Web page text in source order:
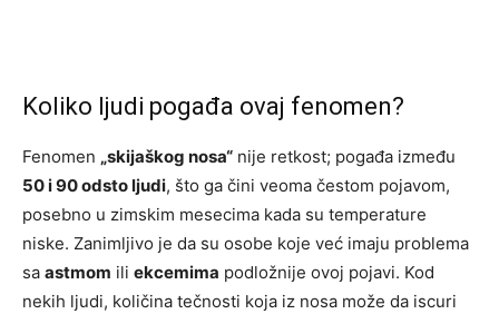
Koliko ljudi pogađa ovaj fenomen?
Fenomen „skijaškog nosa“ nije retkost; pogađa između
50 i 90 odsto ljudi, što ga čini veoma čestom pojavom,
posebno u zimskim mesecima kada su temperature
niske. Zanimljivo je da su osobe koje već imaju problema
sa astmom ili ekcemima podložnije ovoj pojavi. Kod
nekih ljudi, količina tečnosti koja iz nosa može da iscuri